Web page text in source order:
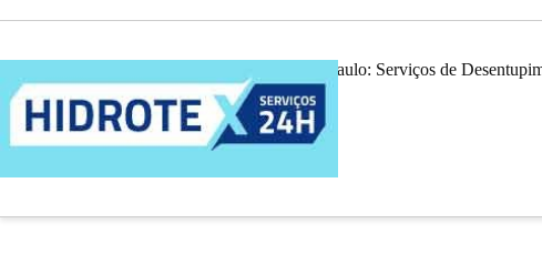
Desentupidora em São Paulo: Serviços de